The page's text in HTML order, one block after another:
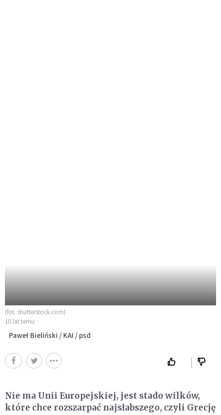
(fot. shutterstock.com)
10 lat temu
Paweł Bieliński / KAI / psd
Nie ma Unii Europejskiej, jest stado wilków,
które chce rozszarpać najsłabszego, czyli Grecję